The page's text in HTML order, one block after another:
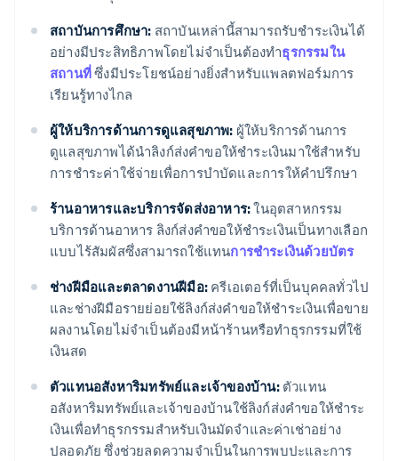
สถาบันการศึกษา: สถาบันเหล่านี้สามารถรับชำระเงินได้
อย่างมีประสิทธิภาพโดยไม่จำเป็นต้องทำธุรกรรมใน
สถานที่ซึ่งมีประโยชน์อย่างยิ่งสำหรับแพลตฟอร์มการ
เรียนรู้ทางไกล
ผู้ให้บริการด้านการดูแลสุขภาพ: ผู้ให้บริการด้านการ
ดูแลสุขภาพได้นำลิงก์ส่งคำขอให้ชำระเงินมาใช้สำหรับ
การชำระค่าใช้จ่ายเพื่อการบำบัดและการให้คำปรึกษา
ร้านอาหารและบริการจัดส่งอาหาร:ในอุตสาหกรรม
บริการด้านอาหาร ลิงก์ส่งคำขอให้ชำระเงินเป็นทางเลือก
แบบไร้สัมผัสซึ่งสามารถใช้แทนการชำระเงินด้วยบัตร
ช่างฝีมือและตลาดงานฝีมือ: ครีเอเตอร์ที่เป็นบุคคลทั่วไป
และช่างฝีมือรายย่อยใช้ลิงก์ส่งคำขอให้ชำระเงินเพื่อขาย
ผลงานโดยไม่จำเป็นต้องมีหน้าร้านหรือทำธุรกรรมที่ใช้
เงินสด
ตัวแทนอสังหาริมทรัพย์และเจ้าของบ้าน:ตัวแทน
อสังหาริมทรัพย์และเจ้าของบ้านใช้ลิงก์ส่งคำขอให้ชำระ
เงินเพื่อทำธุรกรรมสำหรับเงินมัดจำและค่าเช่าอย่าง
ปลอดภัย ซึ่งช่วยลดความจำเป็นในการพบปะและการ